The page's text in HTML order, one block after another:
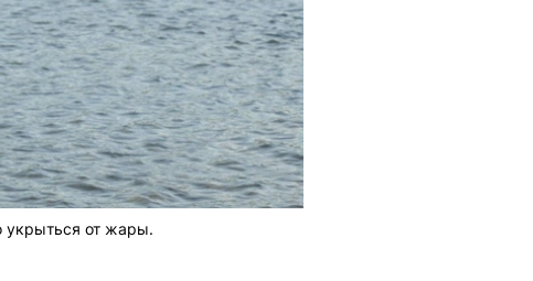
укрыться от жары.